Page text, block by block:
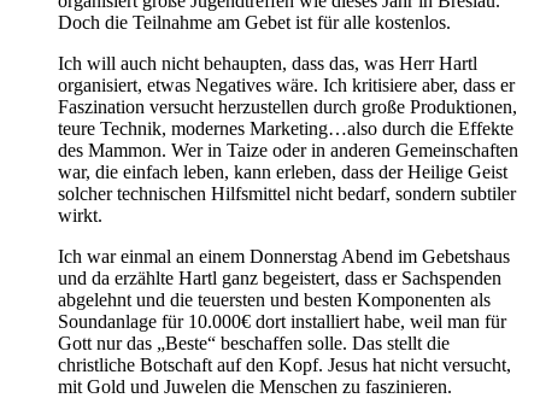
Doch die Teilnahme am Gebet ist für alle kostenlos.
Ich will auch nicht behaupten, dass das, was Herr Hartl
organisiert, etwas Negatives wäre. Ich kritisiere aber, dass er
Faszination versucht herzustellen durch große Produktionen,
teure Technik, modernes Marketing…also durch die Effekte
des Mammon. Wer in Taize oder in anderen Gemeinschaften
war, die einfach leben, kann erleben, dass der Heilige Geist
solcher technischen Hilfsmittel nicht bedarf, sondern subtiler
wirkt.
Ich war einmal an einem Donnerstag Abend im Gebetshaus
und da erzählte Hartl ganz begeistert, dass er Sachspenden
abgelehnt und die teuersten und besten Komponenten als
Soundanlage für 10.000€ dort installiert habe, weil man für
Gott nur das „Beste“ beschaffen solle. Das stellt die
christliche Botschaft auf den Kopf. Jesus hat nicht versucht,
mit Gold und Juwelen die Menschen zu faszinieren.